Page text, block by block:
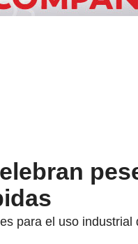
para el uso industrial